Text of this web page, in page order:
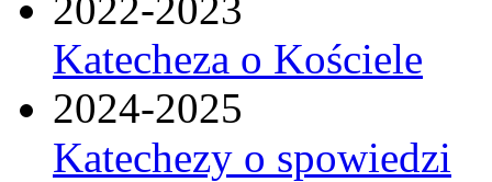
Katecheza o Kościele
2024-2025
Katechezy o spowiedzi